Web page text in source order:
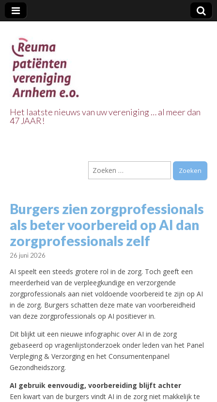
Vereniging
Arnhem e.o.
Het laatste nieuws van uw vereniging … al meer dan
47 JAAR!
Zoeken
naar:
Burgers zien zorgprofessionals
als beter voorbereid op AI dan
zorgprofessionals zelf
26 juni 2026
AI speelt een steeds grotere rol in de zorg. Toch geeft een
meerderheid van de verpleegkundige en verzorgende
zorgprofessionals aan niet voldoende voorbereid te zijn op AI
in de zorg. Burgers schatten deze mate van voorbereidheid
van deze zorgprofessionals op AI positiever in.
Dit blijkt uit een nieuwe infographic over AI in de zorg
gebaseerd op vragenlijstonderzoek onder leden van het Panel
Verpleging & Verzorging en het Consumentenpanel
Gezondheidszorg.
AI gebruik eenvoudig, voorbereiding blijft achter
Een kwart van de burgers vindt AI in de zorg niet makkelijk te